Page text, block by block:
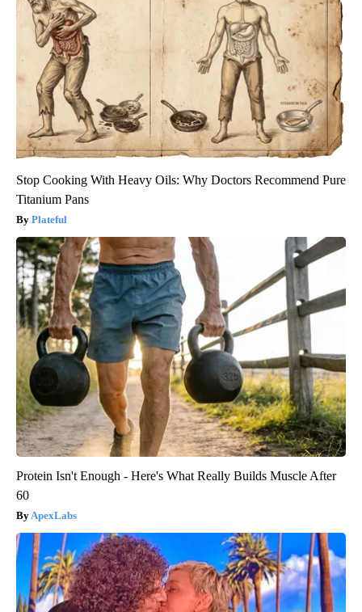
Stop Cooking With Heavy Oils: Why Doctors Recommend Pure
Titanium Pans
Plateful
Protein Isn't Enough - Here's What Really Builds Muscle After
60
ApexLabs